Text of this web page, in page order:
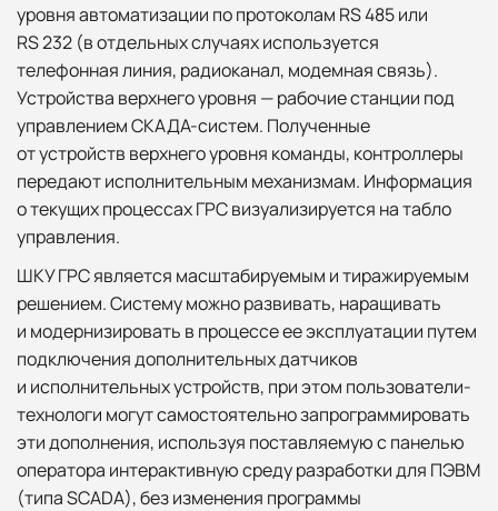
уровня автоматизации по протоколам RS 485 или
RS 232 (в отдельных случаях используется
телефонная линия, радиоканал, модемная связь).
Устройства верхнего уровня — рабочие станции под
управлением СКАДА-систем. Полученные
от устройств верхнего уровня команды, контроллеры
передают исполнительным механизмам. Информация
о текущих процессах ГРС визуализируется на табло
управления.
ШКУ ГРС является масштабируемым и тиражируемым
решением. Систему можно развивать, наращивать
и модернизировать в процессе ее эксплуатации путем
подключения дополнительных датчиков
и исполнительных устройств, при этом пользователи-
технологи могут самостоятельно запрограммировать
эти дополнения, используя поставляемую с панелью
оператора интерактивную среду разработки для ПЭВМ
(типа SCADA), без изменения программы